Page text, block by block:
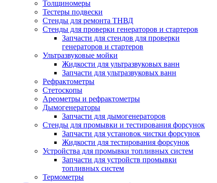
Толщиномеры
Тестеры подвески
Стенды для ремонта ТНВД
Стенды для проверки генераторов и стартеров
Запчасти для стендов для проверки
генераторов и стартеров
Ультразвуковые мойки
Жидкости для ультразвуковых ванн
Запчасти для ультразвуковых ванн
Рефрактометры
Стетоскопы
Ареометры и рефрактометры
Дымогенераторы
Запчасти для дымогенераторов
Стенды для промывки и тестирования форсунок
Запчасти для установок чистки форсунок
Жидкости для тестирования форсунок
Устройства для промывки топливных систем
Запчасти для устройств промывки
топливных систем
Термометры